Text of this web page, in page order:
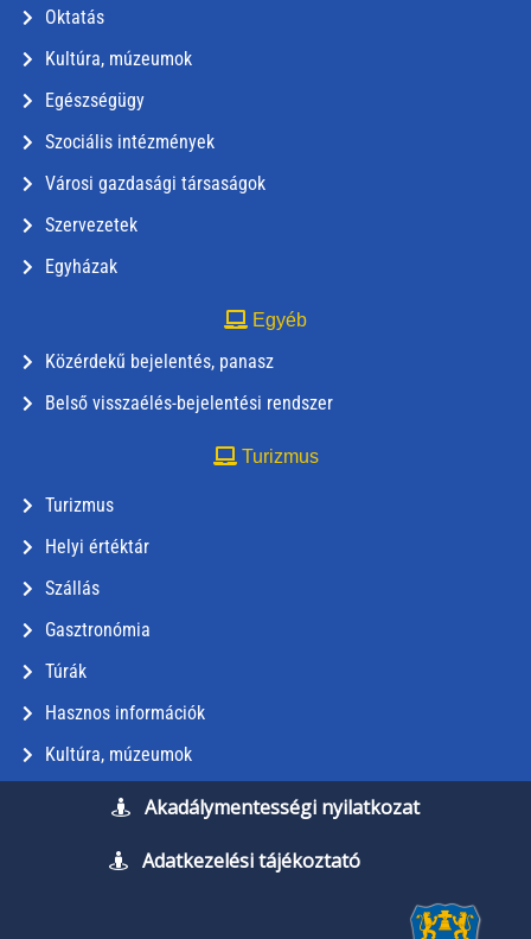
Oktatás
Kultúra, múzeumok
Egészségügy
Szociális intézmények
Városi gazdasági társaságok
Szervezetek
Egyházak
Egyéb
Közérdekű bejelentés, panasz
Belső visszaélés-bejelentési rendszer
Turizmus
Turizmus
Helyi értéktár
Szállás
Gasztronómia
Túrák
Hasznos információk
Kultúra, múzeumok
Akadálymentességi nyilatkozat
Adatkezelési tájékoztató